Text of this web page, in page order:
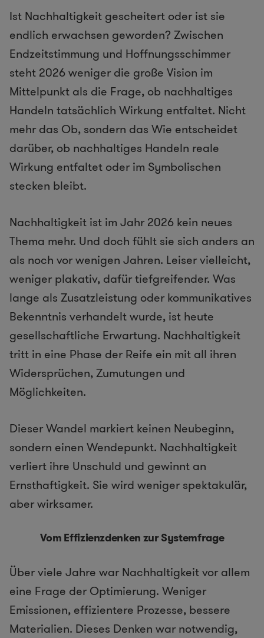
Ist Nachhaltigkeit gescheitert oder ist sie
endlich erwachsen geworden? Zwischen
Endzeitstimmung und Hoffnungsschimmer
steht 2026 weniger die große Vision im
Mittelpunkt als die Frage, ob nachhaltiges
Handeln tatsächlich Wirkung entfaltet. Nicht
mehr das Ob, sondern das Wie entscheidet
darüber, ob nachhaltiges Handeln reale
Wirkung entfaltet oder im Symbolischen
stecken bleibt.
Nachhaltigkeit ist im Jahr 2026 kein neues
Thema mehr. Und doch fühlt sie sich anders an
als noch vor wenigen Jahren. Leiser vielleicht,
weniger plakativ, dafür tiefgreifender. Was
lange als Zusatzleistung oder kommunikatives
Bekenntnis verhandelt wurde, ist heute
gesellschaftliche Erwartung. Nachhaltigkeit
tritt in eine Phase der Reife ein mit all ihren
Widersprüchen, Zumutungen und
Möglichkeiten.
Dieser Wandel markiert keinen Neubeginn,
sondern einen Wendepunkt. Nachhaltigkeit
verliert ihre Unschuld und gewinnt an
Ernsthaftigkeit. Sie wird weniger spektakulär,
aber wirksamer.
Vom Effizienzdenken zur Systemfrage
Über viele Jahre war Nachhaltigkeit vor allem
eine Frage der Optimierung. Weniger
Emissionen, effizientere Prozesse, bessere
Materialien. Dieses Denken war notwendig,